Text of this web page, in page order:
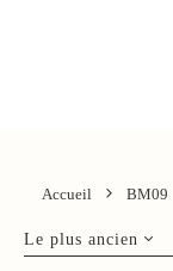
Accueil BM09
Le plus ancien